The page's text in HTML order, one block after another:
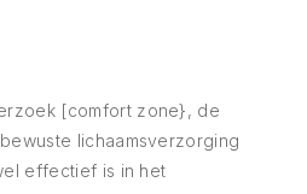
[comfort zone}, de
lichaamsverzorging
effectief is in het